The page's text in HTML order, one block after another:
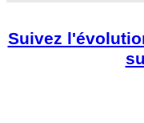
Suivez